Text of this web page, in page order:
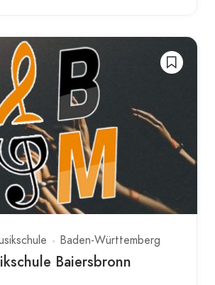
Baden-Württemberg
Baiersbronn